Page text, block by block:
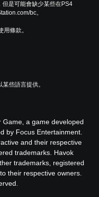
是可能會缺少某些在PS4
bc。
條款。
些語言提供。
a game developed
by Focus Entertainment.
and their respective
trademarks. Havok
trademarks, registered
their respective owners.